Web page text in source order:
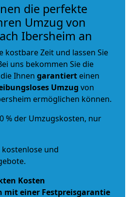
die perfekte
Umzug von
Ibersheim an
kostbare Zeit und lassen Sie
uns bekommen Sie die
Ihnen garantiert einen
Umzug von
ermöglichen können.
% der Umzugskosten, nur
kostenlose und
Kosten
mit einer Festpreisgarantie